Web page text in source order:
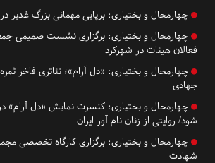
چهارمحال و بختیاری: برپایی مهمانی بزرگ غدیر
چهارمحال و بختیاری: برگزاری نشست صمیمی
فعالان هیئات در شهرکرد
چهارمحال و بختیاری: «دل آرام»؛ تئاتری فاخر
جهادی
چهارمحال و بختیاری: کنسرت نمایش «دل آرام»
شود/ روایتی از زنان نام آور ایران
چهارمحال و بختیاری: برگزاری کارگاه تخصصی
شهادت